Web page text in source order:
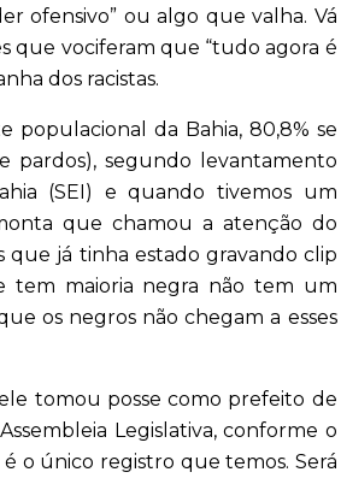
ofensivo” ou algo que valha. Vá
que vociferam que “tudo agora é
dos racistas.
populacional da Bahia, 80,8% se
pardos), segundo levantamento
(SEI) e quando tivemos um
que chamou a atenção do
que já tinha estado gravando clip
tem maioria negra não tem um
os negros não chegam a esses
tomou posse como prefeito de
Legislativa, conforme o
o único registro que temos. Será